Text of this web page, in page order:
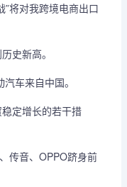
”将对我跨境电商出口
史新高。
车来自中国。
定增长的若干措
传音、OPPO跻身前